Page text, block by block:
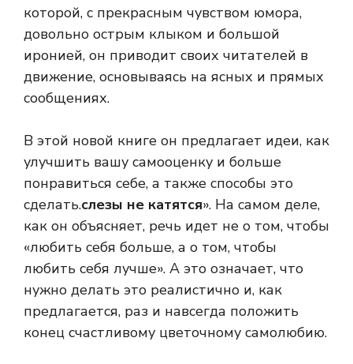
которой, с прекрасным чувством юмора,
довольно острым клыком и большой
иронией, он приводит своих читателей в
движение, основываясь на ясных и прямых
сообщениях.
В этой новой книге он предлагает идеи, как
улучшить вашу самооценку и больше
понравиться себе, а также способы это
сделать.слезы не катятся». На самом деле,
как он объясняет, речь идет не о том, чтобы
«любить себя больше, а о том, чтобы
любить себя лучше». А это означает, что
нужно делать это реалистично и, как
предлагается, раз и навсегда положить
конец счастливому цветочному самолюбию.